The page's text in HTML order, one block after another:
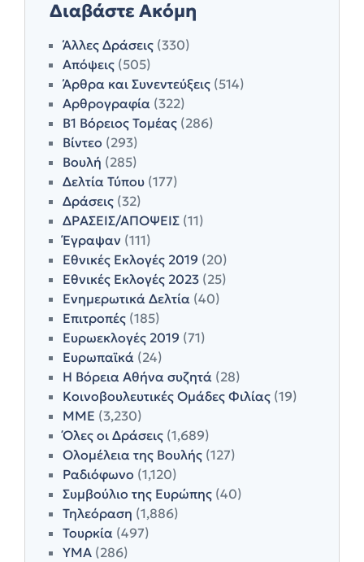
Διαβάστε Ακόμη
Άλλες Δράσεις (330)
Απόψεις (505)
Άρθρα και Συνεντεύξεις (514)
Αρθρογραφία (322)
Β1 Βόρειος Τομέας (286)
Βίντεο (293)
Βουλή (285)
Δελτία Τύπου (177)
Δράσεις (32)
ΔΡΑΣΕΙΣ/ΑΠΟΨΕΙΣ (11)
Έγραψαν (111)
Εθνικές Εκλογές 2019 (20)
Εθνικές Εκλογές 2023 (25)
Ενημερωτικά Δελτία (40)
Επιτροπές (185)
Ευρωεκλογές 2019 (71)
Ευρωπαϊκά (24)
Η Βόρεια Αθήνα συζητά (28)
Κοινοβουλευτικές Ομάδες Φιλίας (19)
ΜΜΕ (3,230)
Όλες οι Δράσεις (1,689)
Ολομέλεια της Βουλής (127)
Ραδιόφωνο (1,120)
Συμβούλιο της Ευρώπης (40)
Τηλεόραση (1,886)
Τουρκία (497)
ΥΜΑ (286)